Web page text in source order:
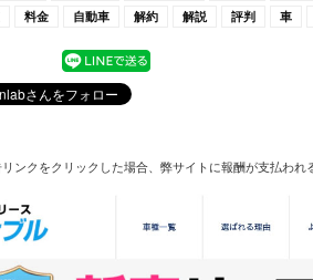
料金 自動車 解約 解説 評判 車
ンクをクリックした場合、弊サイトに報酬が支払われ